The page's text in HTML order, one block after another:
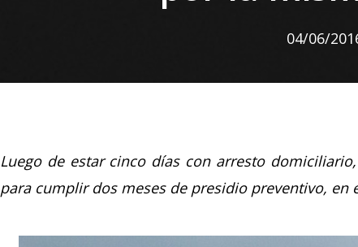
04/06/
Luego de estar cinco días con arresto
para cumplir dos meses de presidio preventivo, en